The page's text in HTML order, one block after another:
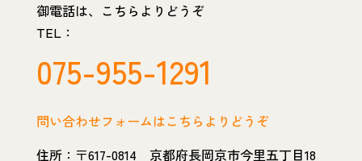
御電話は、こちらよりどうぞ
TEL：
075-955-1291
問い合わせフォームはこちらよりどうぞ
住所：〒617-0814 京都府長岡京市今里五丁目18